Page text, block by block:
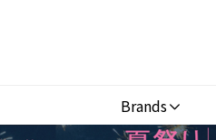
Brands